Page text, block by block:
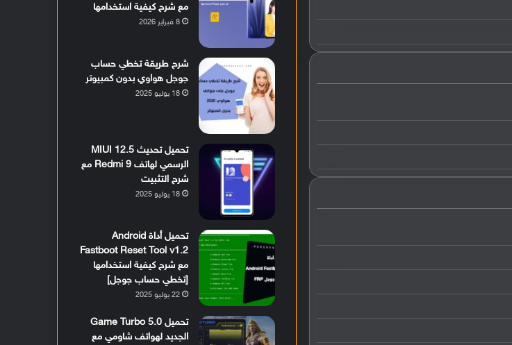
مع شرح كيفية استخدامها
8 فبراير 2026
شرح طريقة تخطي حساب
جوجل هواوي بدون كمبيوتر
18 يوليو 2025
تحميل تحديث MIUI 12.5
الرسمي لهاتف Redmi 9 مع
شرح التثبيت
18 يوليو 2025
تحميل أداة Android
Fastboot Reset Tool v1.2
مع شرح كيفية استخدامها
[تخطي حساب جوجل]
22 يوليو 2025
تحميل Game Turbo 5.0
الجديد لهواتف شاومي مع